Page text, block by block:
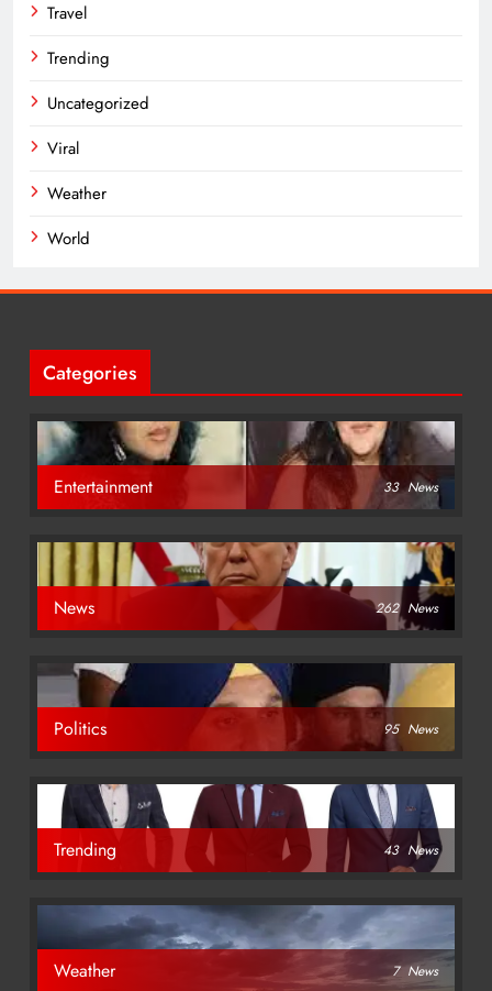
Travel
Trending
Uncategorized
Viral
Weather
World
Categories
Entertainment 33 News
News 262 News
Politics 95 News
Trending 43 News
Weather 7 News